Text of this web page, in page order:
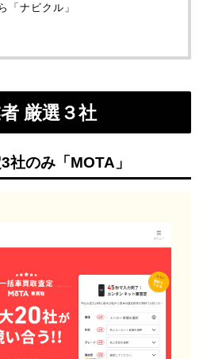
「ナビクル」
厳選３社
社のみ「MOTA」